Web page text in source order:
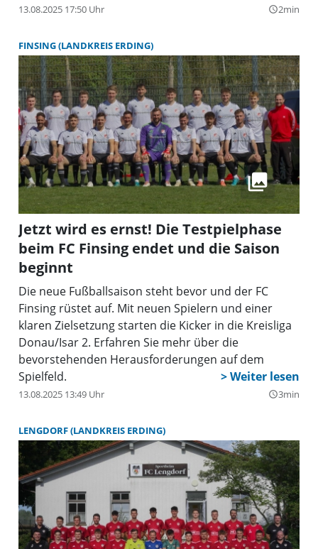
13.08.2025 17:50 Uhr query_builder2min
FINSING (LANDKREIS ERDING)
Jetzt wird es ernst! Die Testpielphase
beim FC Finsing endet und die Saison
beginnt
Die neue Fußballsaison steht bevor und der FC
Finsing rüstet auf. Mit neuen Spielern und einer
klaren Zielsetzung starten die Kicker in die Kreisliga
Donau/Isar 2. Erfahren Sie mehr über die
bevorstehenden Herausforderungen auf dem
Spielfeld.
13.08.2025 13:49 Uhr query_builder3min
LENGDORF (LANDKREIS ERDING)